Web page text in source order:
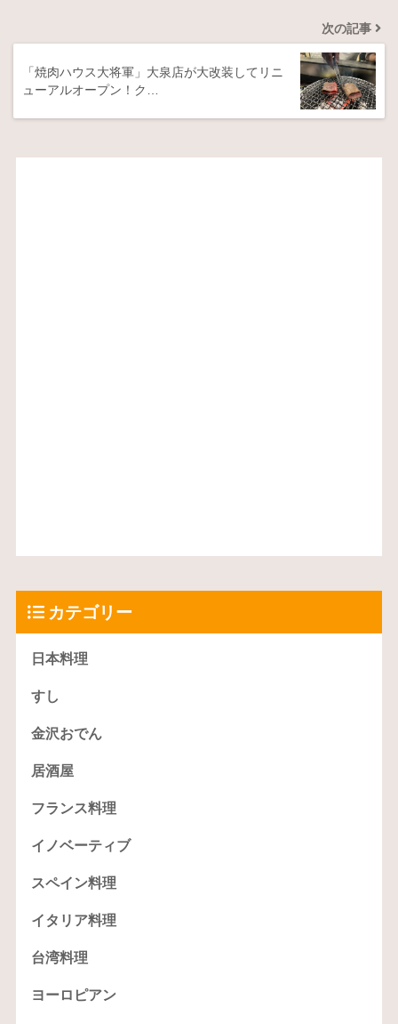
次の記事
「焼肉ハウス大将軍」大泉店が大改装してリニ
ューアルオープン！ク…
カテゴリー
日本料理
すし
金沢おでん
居酒屋
フランス料理
イノベーティブ
スペイン料理
イタリア料理
台湾料理
ヨーロピアン